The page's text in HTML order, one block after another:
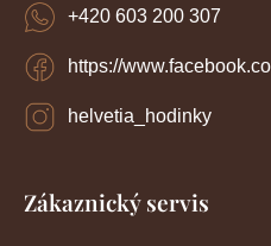
https://
helvetia_hodinky
+420 603 200 307
Zákaznický servis